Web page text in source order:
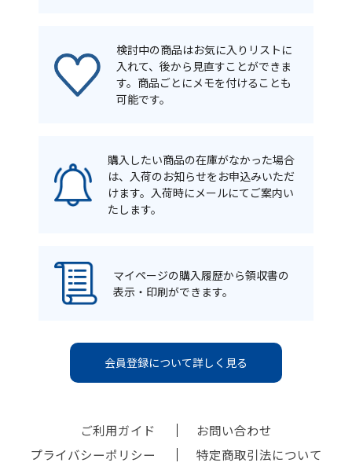
検討中の商品はお気に入りリストに
入れて、後から見直すことができま
す。商品ごとにメモを付けることも
可能です。
購入したい商品の在庫がなかった場合
は、入荷のお知らせをお申込みいただ
けます。入荷時にメールにてご案内い
たします。
マイページの購入履歴から領収書の
表示・印刷ができます。
会員登録について詳しく見る
ご利用ガイド
お問い合わせ
プライバシーポリシー
特定商取引法について